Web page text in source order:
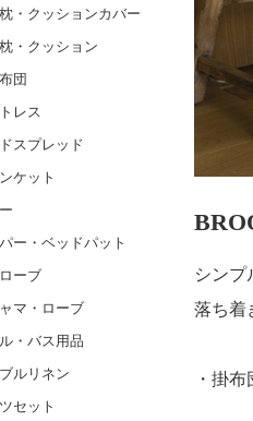
シンプ
落ち着
・掛
・クッションカバー
・クッション
団
レス
スプレッド
ケット
ー・ベッドパット
ーブ
マ・ローブ
・バス用品
ルリネン
セット